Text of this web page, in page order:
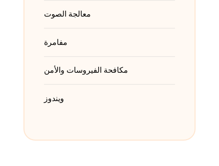
معالجة الصوت
مفامرة
مكافحة الفيروسات والأمن
ويندوز